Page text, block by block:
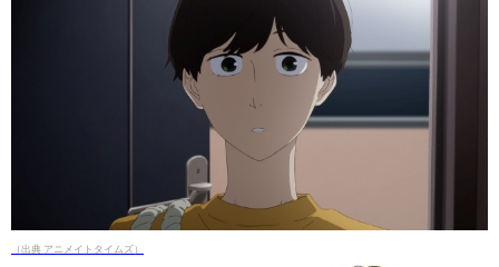
（出典 アニメイトタイムズ）